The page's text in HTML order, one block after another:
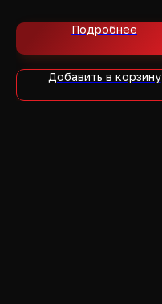
Подробнее
Добавить в корзину